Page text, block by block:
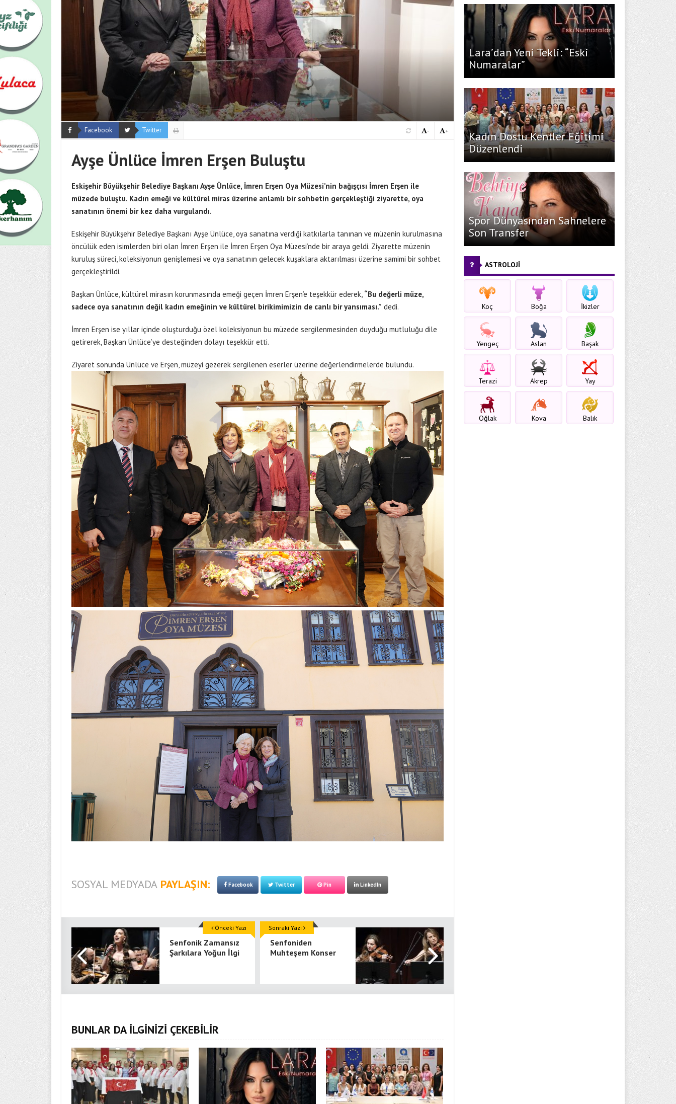
Facebook Twitter +
-
Ayşe Ünlüce İmren Erşen Buluştu
Eskişehir Büyükşehir Belediye Başkanı Ayşe Ünlüce, İmren Erşen Oya Müzesi’nin bağışçısı İmren Erşen ile
müzede buluştu. Kadın emeği ve kültürel miras üzerine anlamlı bir sohbetin gerçekleştiği ziyarette, oya
sanatının önemi bir kez daha vurgulandı.
Eskişehir Büyükşehir Belediye Başkanı Ayşe Ünlüce, oya sanatına verdiği katkılarla tanınan ve müzenin kurulmasına
öncülük eden isimlerden biri olan İmren Erşen ile İmren Erşen Oya Müzesi’nde bir araya geldi. Ziyarette müzenin
kuruluş süreci, koleksiyonun genişlemesi ve oya sanatının gelecek kuşaklara aktarılması üzerine samimi bir sohbet
gerçekleştirildi.
Başkan Ünlüce, kültürel mirasın korunmasında emeği geçen İmren Erşen’e teşekkür ederek, “Bu değerli müze,
sadece oya sanatının değil kadın emeğinin ve kültürel birikimimizin de canlı bir yansıması.” dedi.
İmren Erşen ise yıllar içinde oluşturduğu özel koleksiyonun bu müzede sergilenmesinden duyduğu mutluluğu dile
getirerek, Başkan Ünlüce’ye desteğinden dolayı teşekkür etti.
Ziyaret sonunda Ünlüce ve Erşen, müzeyi gezerek sergilenen eserler üzerine değerlendirmelerde bulundu.
SOSYAL MEDYADA PAYLAŞIN: Facebook Twitter Pin LinkedIn
Senfonik Zamansız
Şarkılara Yoğun İlgi
Önceki Yazı
Senfoniden
Muhteşem Konser
Sonraki Yazı
BUNLAR DA İLGİNİZİ ÇEKEBİLİR
Lara’dan Yeni Tekli: “Eski
Numaralar”
Kadın Dostu Kentler Eğitimi
Düzenlendi
Spor Dünyasından Sahnelere
Son Transfer
ASTROLOJİ
Koç Boğa İkizler
Yengeç Aslan Başak
Terazi Akrep Yay
Oğlak Kova Balık